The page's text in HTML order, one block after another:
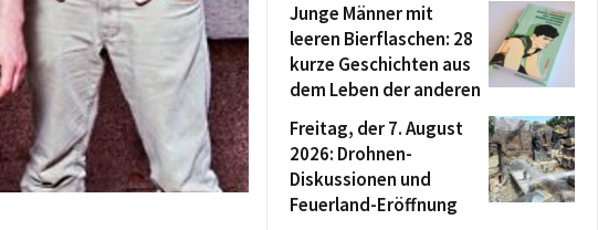
Junge Männer mit
leeren Bierflaschen: 28
kurze Geschichten aus
dem Leben der anderen
Freitag, der 7. August
2026: Drohnen-
Diskussionen und
Feuerland-Eröffnung